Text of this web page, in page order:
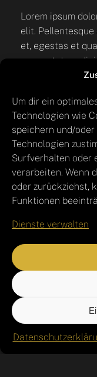
Um dir ein
Technologien wie
speichern und/
Technologien
Surfverhalten oder
verarbeiten. Wenn
oder zurückziehst,
Funktionen
Dienste verwalten
Lorem ipsum
elit.
et, egestas et
consectetur
“Alex was
brought my
have
Founder